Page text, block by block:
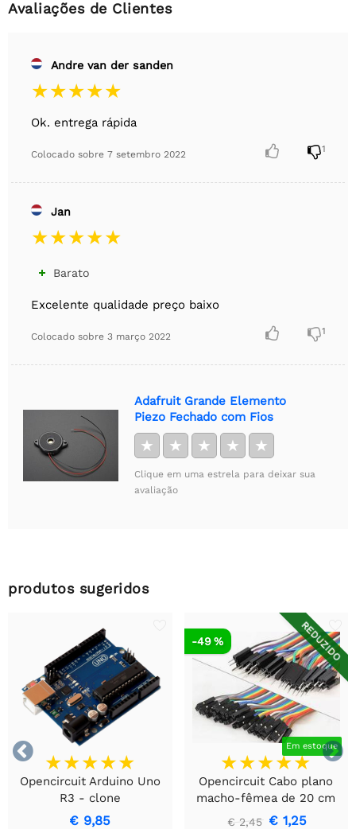
Avaliações de Clientes
Andre van der sanden
Ok. entrega rápida
Colocado sobre 7 setembro 2022  1
Jan
 Barato
Excelente qualidade preço baixo
Colocado sobre 3 março 2022  1
Adafruit Grande Elemento
Piezo Fechado com Fios
★ ★ ★ ★ ★
Clique em uma estrela para deixar sua
avaliação
produtos sugeridos


Opencircuit Arduino Uno
R3 - clone
€ 9,85
REDUZIDO
Em estoque
-49 %
Opencircuit Cabo plano
macho-fêmea de 20 cm
40 peças
€ 2,45 € 1,25